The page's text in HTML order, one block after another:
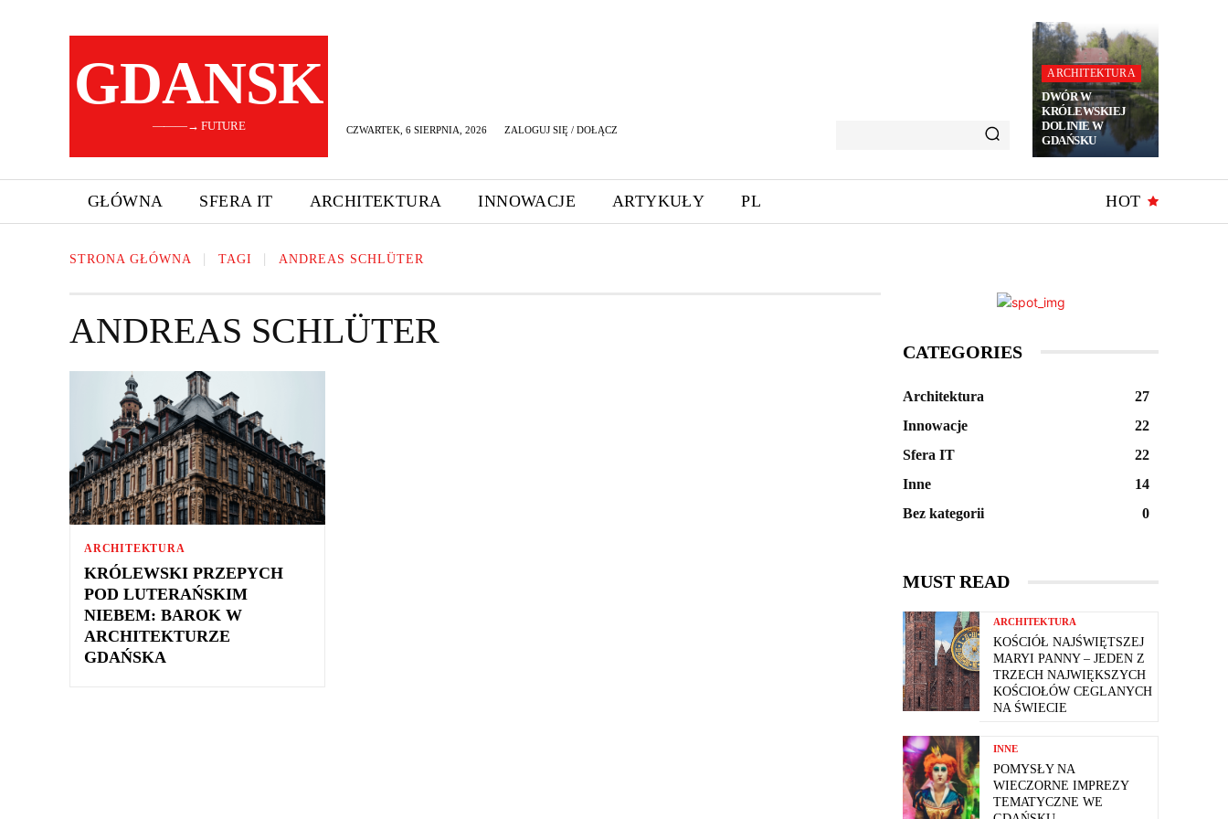
GDANSK
———→ FUTURE CZWARTEK, 6 SIERPNIA, 2026 ZALOGUJ SIĘ / DOŁĄCZ
ARCHITEKTURA
DWÓR W
KRÓLEWSKIEJ
DOLINIE W
GDAŃSKU
GŁÓWNA SFERA IT ARCHITEKTURA INNOWACJE ARTYKUŁY PL HOT
STRONA GŁÓWNA TAGI ANDREAS SCHLÜTER
ANDREAS SCHLÜTER
ARCHITEKTURA
KRÓLEWSKI PRZEPYCH
POD LUTERAŃSKIM
NIEBEM: BAROK W
ARCHITEKTURZE
GDAŃSKA
CATEGORIES
Architektura
27
Innowacje
22
Sfera IT
22
Inne
14
Bez kategorii
0
MUST READ
ARCHITEKTURA
KOŚCIÓŁ NAJŚWIĘTSZEJ
MARYI PANNY – JEDEN Z
TRZECH NAJWIĘKSZYCH
KOŚCIOŁÓW CEGLANYCH
NA ŚWIECIE
INNE
POMYSŁY NA
WIECZORNE IMPREZY
TEMATYCZNE WE